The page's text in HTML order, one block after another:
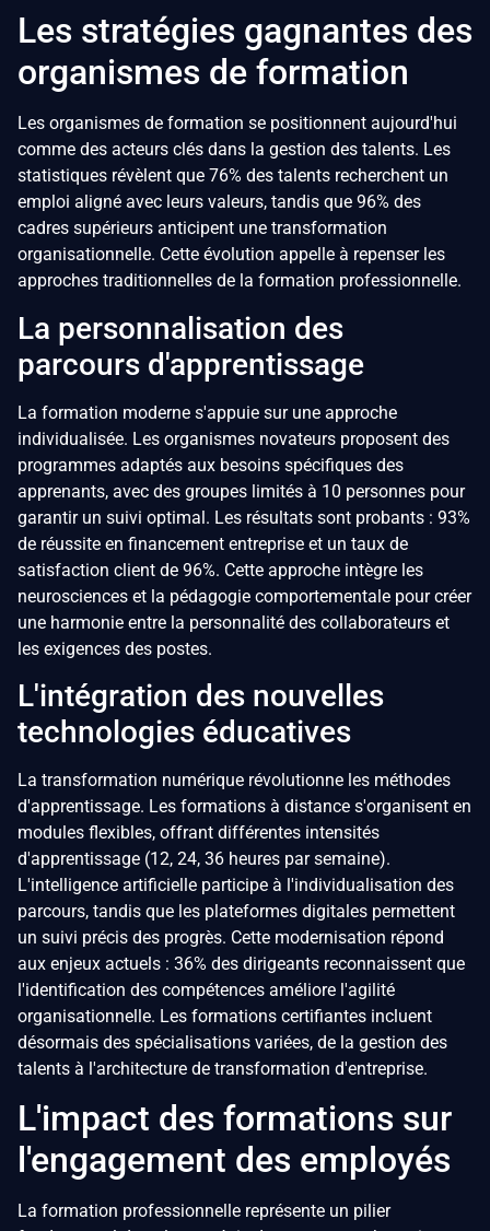
Les stratégies gagnantes des
organismes de formation
Les organismes de formation se positionnent aujourd'hui
comme des acteurs clés dans la gestion des talents. Les
statistiques révèlent que 76% des talents recherchent un
emploi aligné avec leurs valeurs, tandis que 96% des
cadres supérieurs anticipent une transformation
organisationnelle. Cette évolution appelle à repenser les
approches traditionnelles de la formation professionnelle.
La personnalisation des
parcours d'apprentissage
La formation moderne s'appuie sur une approche
individualisée. Les organismes novateurs proposent des
programmes adaptés aux besoins spécifiques des
apprenants, avec des groupes limités à 10 personnes pour
garantir un suivi optimal. Les résultats sont probants : 93%
de réussite en financement entreprise et un taux de
satisfaction client de 96%. Cette approche intègre les
neurosciences et la pédagogie comportementale pour créer
une harmonie entre la personnalité des collaborateurs et
les exigences des postes.
L'intégration des nouvelles
technologies éducatives
La transformation numérique révolutionne les méthodes
d'apprentissage. Les formations à distance s'organisent en
modules flexibles, offrant différentes intensités
d'apprentissage (12, 24, 36 heures par semaine).
L'intelligence artificielle participe à l'individualisation des
parcours, tandis que les plateformes digitales permettent
un suivi précis des progrès. Cette modernisation répond
aux enjeux actuels : 36% des dirigeants reconnaissent que
l'identification des compétences améliore l'agilité
organisationnelle. Les formations certifiantes incluent
désormais des spécialisations variées, de la gestion des
talents à l'architecture de transformation d'entreprise.
L'impact des formations sur
l'engagement des employés
La formation professionnelle représente un pilier